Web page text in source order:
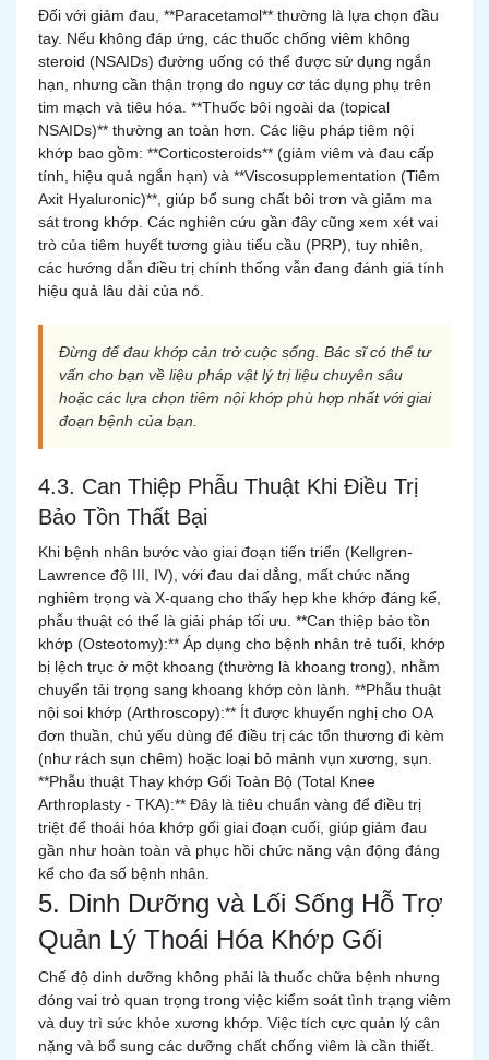
Đối với giảm đau, **Paracetamol** thường là lựa chọn đầu
tay. Nếu không đáp ứng, các thuốc chống viêm không
steroid (NSAIDs) đường uống có thể được sử dụng ngắn
hạn, nhưng cần thận trọng do nguy cơ tác dụng phụ trên
tim mạch và tiêu hóa. **Thuốc bôi ngoài da (topical
NSAIDs)** thường an toàn hơn. Các liệu pháp tiêm nội
khớp bao gồm: **Corticosteroids** (giảm viêm và đau cấp
tính, hiệu quả ngắn hạn) và **Viscosupplementation (Tiêm
Axit Hyaluronic)**, giúp bổ sung chất bôi trơn và giảm ma
sát trong khớp. Các nghiên cứu gần đây cũng xem xét vai
trò của tiêm huyết tương giàu tiểu cầu (PRP), tuy nhiên,
các hướng dẫn điều trị chính thống vẫn đang đánh giá tính
hiệu quả lâu dài của nó.
Đừng để đau khớp cản trở cuộc sống. Bác sĩ có thể tư
vấn cho bạn về liệu pháp vật lý trị liệu chuyên sâu
hoặc các lựa chọn tiêm nội khớp phù hợp nhất với giai
đoạn bệnh của bạn.
4.3. Can Thiệp Phẫu Thuật Khi Điều Trị
Bảo Tồn Thất Bại
Khi bệnh nhân bước vào giai đoạn tiến triển (Kellgren-
Lawrence độ III, IV), với đau dai dẳng, mất chức năng
nghiêm trọng và X-quang cho thấy hẹp khe khớp đáng kể,
phẫu thuật có thể là giải pháp tối ưu. **Can thiệp bảo tồn
khớp (Osteotomy):** Áp dụng cho bệnh nhân trẻ tuổi, khớp
bị lệch trục ở một khoang (thường là khoang trong), nhằm
chuyển tải trọng sang khoang khớp còn lành. **Phẫu thuật
nội soi khớp (Arthroscopy):** Ít được khuyến nghị cho OA
đơn thuần, chủ yếu dùng để điều trị các tổn thương đi kèm
(như rách sụn chêm) hoặc loại bỏ mảnh vụn xương, sụn.
**Phẫu thuật Thay khớp Gối Toàn Bộ (Total Knee
Arthroplasty - TKA):** Đây là tiêu chuẩn vàng để điều trị
triệt để thoái hóa khớp gối giai đoạn cuối, giúp giảm đau
gần như hoàn toàn và phục hồi chức năng vận động đáng
kể cho đa số bệnh nhân.
5. Dinh Dưỡng và Lối Sống Hỗ Trợ
Quản Lý Thoái Hóa Khớp Gối
Chế độ dinh dưỡng không phải là thuốc chữa bệnh nhưng
đóng vai trò quan trọng trong việc kiểm soát tình trạng viêm
và duy trì sức khỏe xương khớp. Việc tích cực quản lý cân
nặng và bổ sung các dưỡng chất chống viêm là cần thiết.